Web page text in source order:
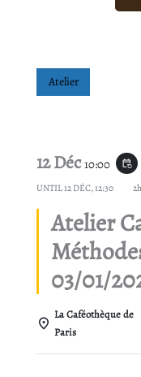
Atelier
12 Déc10:00 event_repeat
UNTIL12 DÉC, 12:30
Atelier
03/01/
La Caféothèque de
Paris